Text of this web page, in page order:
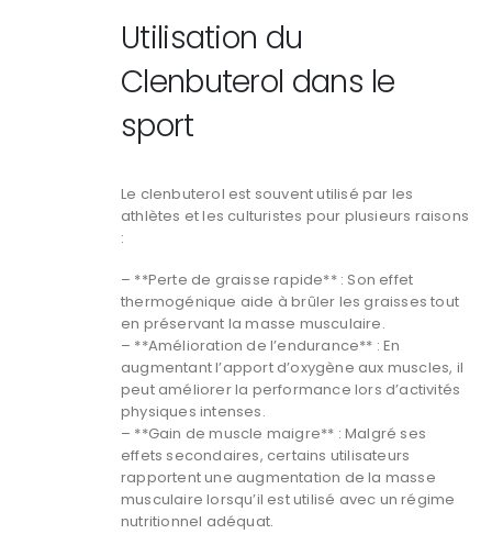
Utilisation du
Clenbuterol dans le
sport
Le clenbuterol est souvent utilisé par les
athlètes et les culturistes pour plusieurs raisons
:
– **Perte de graisse rapide** : Son effet
thermogénique aide à brûler les graisses tout
en préservant la masse musculaire.
– **Amélioration de l’endurance** : En
augmentant l’apport d’oxygène aux muscles, il
peut améliorer la performance lors d’activités
physiques intenses.
– **Gain de muscle maigre** : Malgré ses
effets secondaires, certains utilisateurs
rapportent une augmentation de la masse
musculaire lorsqu’il est utilisé avec un régime
nutritionnel adéquat.